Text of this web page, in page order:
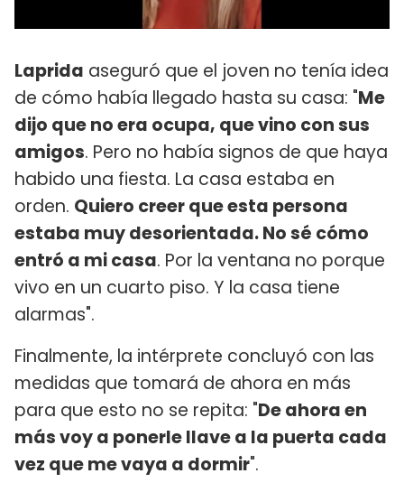
Laprida aseguró que el joven no tenía idea
de cómo había llegado hasta su casa: "Me
dijo que no era ocupa, que vino con sus
amigos. Pero no había signos de que haya
habido una fiesta. La casa estaba en
orden. Quiero creer que esta persona
estaba muy desorientada. No sé cómo
entró a mi casa. Por la ventana no porque
vivo en un cuarto piso. Y la casa tiene
alarmas".
Finalmente, la intérprete concluyó con las
medidas que tomará de ahora en más
para que esto no se repita: "De ahora en
más voy a ponerle llave a la puerta cada
vez que me vaya a dormir".